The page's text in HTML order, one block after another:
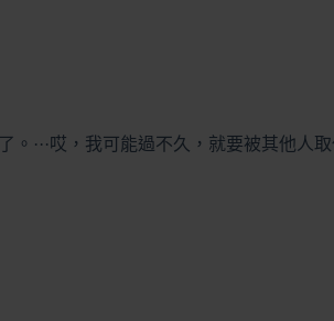
···哎，我可能過不久，就要被其他人